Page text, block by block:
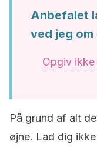
Anbefalet
ved jeg
Opgiv
På grund af alt
øjne. Lad dig